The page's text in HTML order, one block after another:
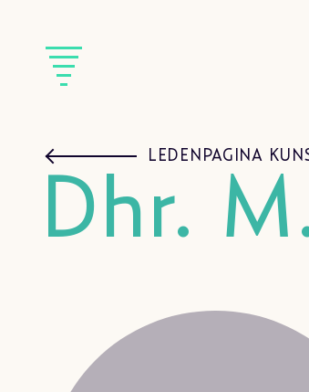
LEDENPAGINA
Dhr.